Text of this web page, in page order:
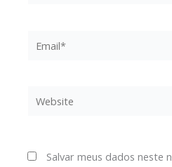
Website
Salvar meus dados neste